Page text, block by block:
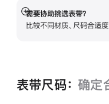
需要协助挑选表带？
比较不同材质、尺码合适
展
开
表带尺码： 确定